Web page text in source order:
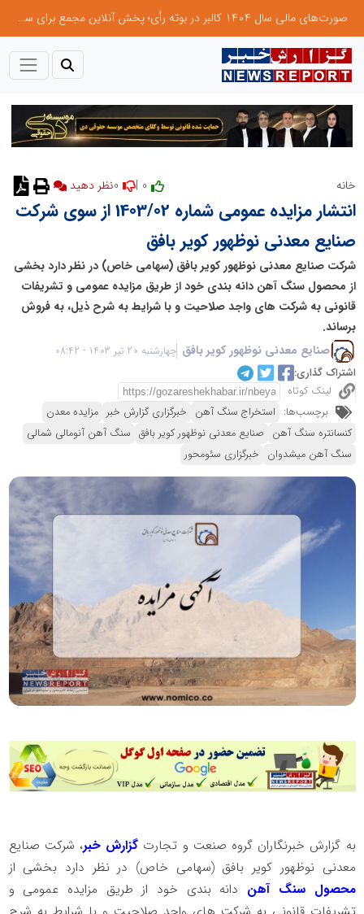
صورت‌های مالی سال ۱۴۰۴ کالبر در بوته رأی؛ پخش آنلاین مجمع برای سهامداران در سراسر کشور
خانه نظر دهید
انتشار مزایده عمومی شماره 1403/02 از سوی شرکت
صنایع معدنی نوظهور کویر بافق
شرکت صنایع معدنی نوظهور کویر بافق (سهامی خاص) در نظر دارد بخشی
از محصول سنگ آهن دانه بندی خود از طریق مزایده عمومی و تشریفات
قانونی به شرکت های واجد صلاحیت و با شرایط به شرح ذیل، به فروش
برساند.
صنایع معدنی نوظهور کویر بافق چهارشنبه 20 تیر 1403 - 08:42
اشتراک گذاری:
لینک کوتاه
برچسب‌ها: استخراج سنگ آهن خبرگزاری گزارش خبر مزایده معدن
کنسانتره سنگ آهن صنایع معدنی نوظهور کویر بافق سنگ آهن آنومالی شمالی
سنگ آهن میشدوان خبرگزاری سئومحور
به گزارش خبرنگاران گروه صنعت و تجارت گزارش خبر، شرکت صنایع
معدنی نوظهور کویر بافق (سهامی خاص) در نظر دارد بخشی از
محصول سنگ آهن دانه بندی خود از طریق مزایده عمومی و